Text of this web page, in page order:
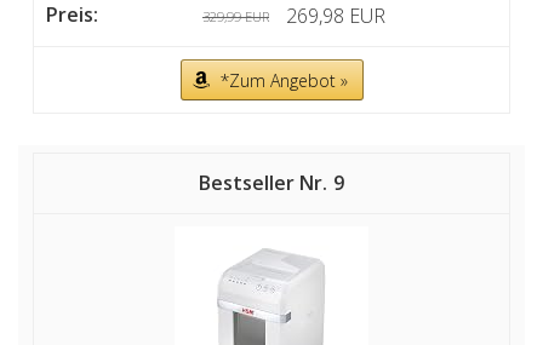
329,99 EUR 269,98 EUR
*Zum Angebot »
9